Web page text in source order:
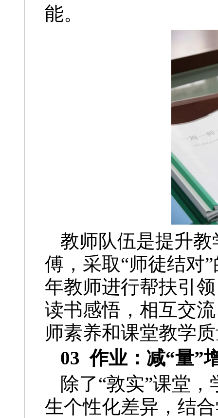
能。
教师队伍是提升
傅，采取“师徒结对
年教师进行帮扶引
读书感悟，相互交
师素养和课堂教学
03 作业：减“量”
除了“敦实”课堂
生个性化差异，结